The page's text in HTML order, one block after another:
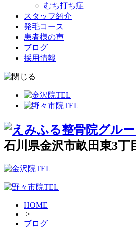
むち打ち症
スタッフ紹介
発毛コース
患者様の声
ブログ
採用情報
石川県金沢市畝田東3丁
HOME
>
ブログ